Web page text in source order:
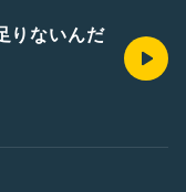
りないんだ